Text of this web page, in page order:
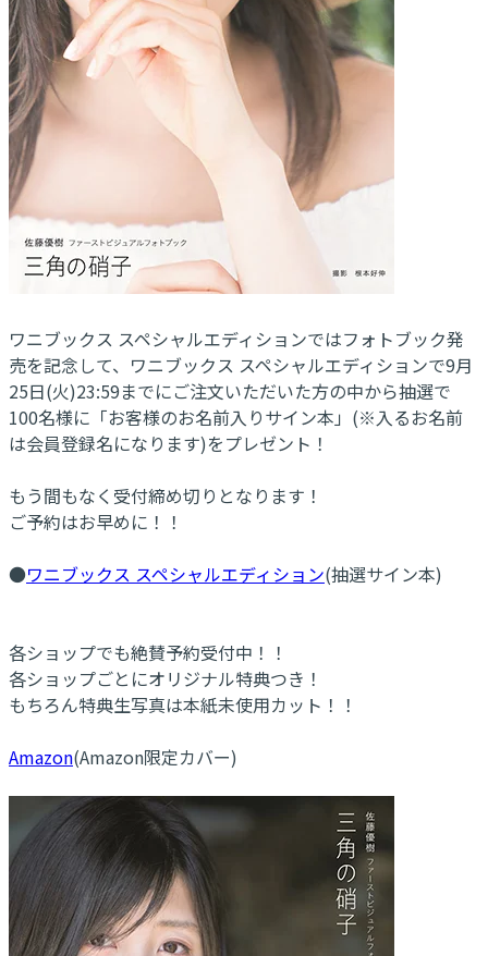
ワニブックス スペシャルエディションではフォトブック発
売を記念して、ワニブックス スペシャルエディションで9月
25日(火)23:59までにご注文いただいた方の中から抽選で
100名様に「お客様のお名前入りサイン本」(※入るお名前
は会員登録名になります)をプレゼント！
もう間もなく受付締め切りとなります！
ご予約はお早めに！！
●ワニブックス スペシャルエディション(抽選サイン本)
各ショップでも絶賛予約受付中！！
各ショップごとにオリジナル特典つき！
もちろん特典生写真は本紙未使用カット！！
Amazon(Amazon限定カバー)